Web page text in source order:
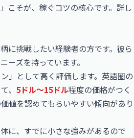
こそが、稼ぐコツの核心です。詳し
に挑戦したい経験者の方です。彼ら
ズを持っています。
」として高く評価します。英語圏の
、 5ドル〜15ドル程度の価格がつく
値を認めてもらいやすい傾向があり
に、すでに小さな強みがあるので